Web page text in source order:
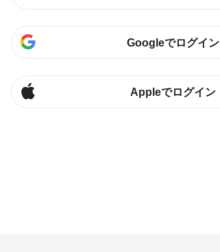
Googleでログイン
Appleでログイン